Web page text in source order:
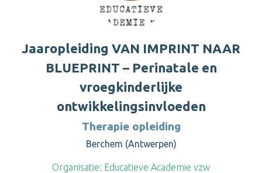
Jaaropleiding VAN IMPRINT NAAR
BLUEPRINT – Perinatale en
vroegkinderlijke
ontwikkelingsinvloeden
Therapie opleiding
Berchem (Antwerpen)
Organisatie: Educatieve Academie vzw